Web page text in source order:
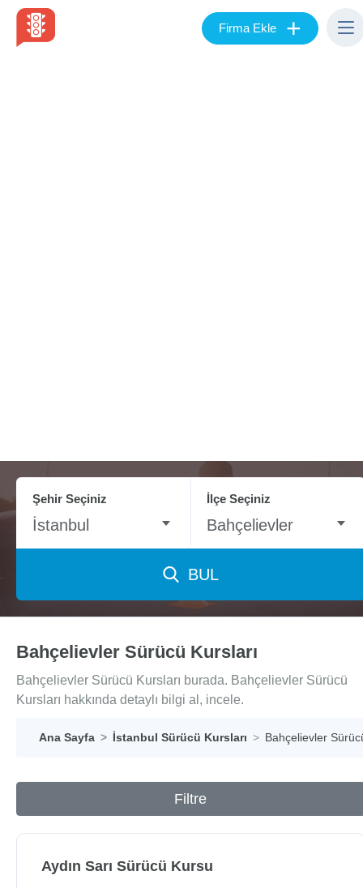
Firma Ekle +
Şehir Seçiniz
İstanbul
İlçe Seçiniz
Bahçelievler
BUL
Bahçelievler Sürücü Kursları
Bahçelievler Sürücü Kursları burada. Bahçelievler Sürücü
Kursları hakkında detaylı bilgi al, incele.
Ana Sayfa İstanbul Sürücü Kursları Bahçelievler
Filtre
Aydın Sarı Sürücü Kursu